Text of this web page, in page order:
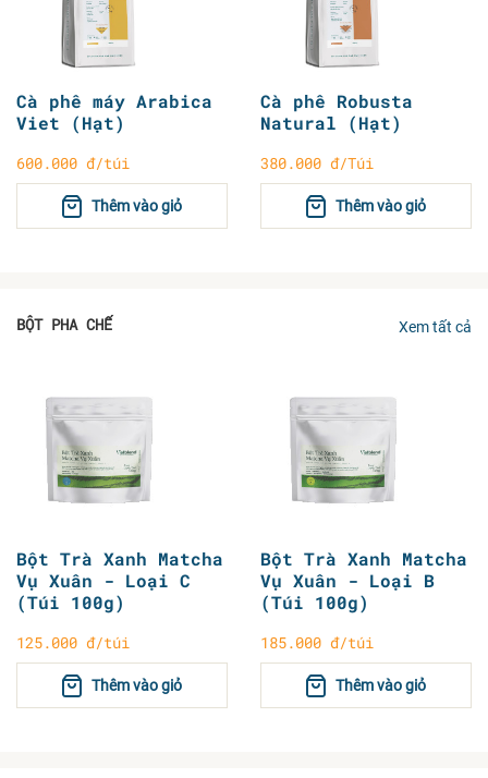
Cà phê máy Arabica
Viet (Hạt)
600.000 đ/túi
Thêm vào giỏ
Cà phê Robusta
Natural (Hạt)
380.000 đ/Túi
Thêm vào giỏ
BỘT PHA CHẾ Xem tất cả
Bột Trà Xanh Matcha
Vụ Xuân - Loại C
(Túi 100g)
125.000 đ/túi
Thêm vào giỏ
Bột Trà Xanh Matcha
Vụ Xuân - Loại B
(Túi 100g)
185.000 đ/túi
Thêm vào giỏ